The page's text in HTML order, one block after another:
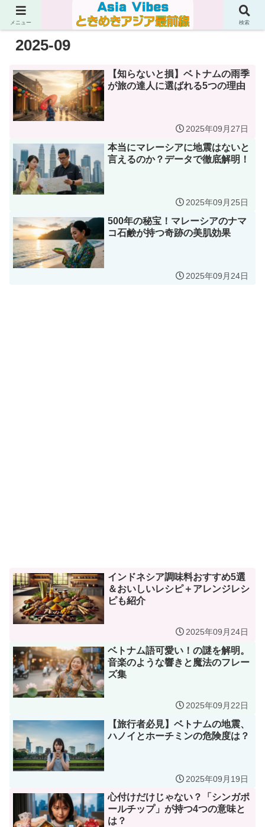
2025-09
【知らないと損】ベトナムの雨季
が旅の達人に選ばれる5つの理由
2025年09月27日
本当にマレーシアに地震はないと
言えるのか？データで徹底解明！
2025年09月25日
500年の秘宝！マレーシアのナマ
コ石鹸が持つ奇跡の美肌効果
2025年09月24日
インドネシア調味料おすすめ5選
＆おいしいレシピ＋アレンジレシ
ピも紹介
2025年09月24日
ベトナム語可愛い！の謎を解明。
音楽のような響きと魔法のフレー
ズ集
2025年09月22日
【旅行者必見】ベトナムの地震、
ハノイとホーチミンの危険度は？
2025年09月19日
心付けだけじゃない？「シンガポ
ールチップ」が持つ4つの意味と
は？
メニュー 検索